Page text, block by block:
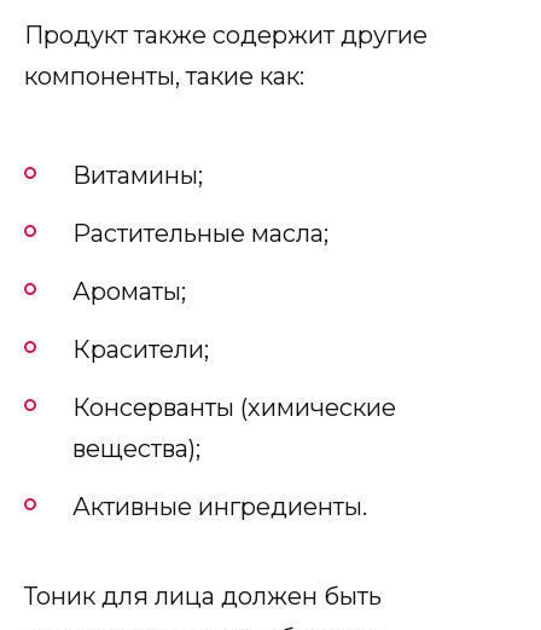
Продукт также содержит другие
компоненты, такие как:
Витамины;
Растительные масла;
Ароматы;
Красители;
Консерванты (химические
вещества);
Активные ингредиенты.
Тоник для лица должен быть